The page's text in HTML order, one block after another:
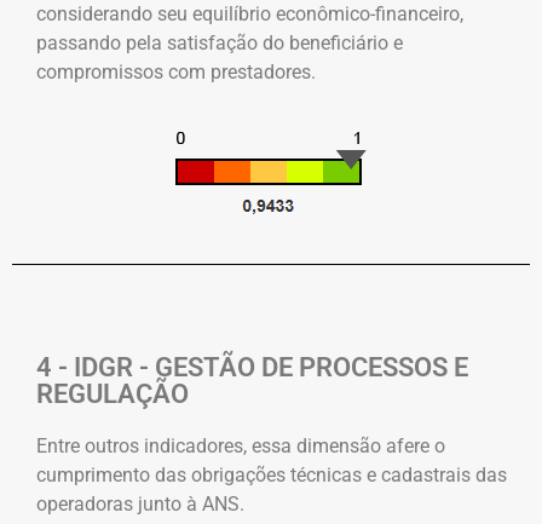
considerando seu equilíbrio econômico-financeiro,
passando pela satisfação do beneficiário e
compromissos com prestadores.
4 - IDGR - GESTÃO DE PROCESSOS E
REGULAÇÃO
Entre outros indicadores, essa dimensão afere o
cumprimento das obrigações técnicas e cadastrais das
operadoras junto à ANS.